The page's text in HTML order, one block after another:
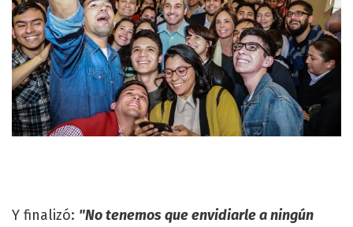
Y finalizó: "No tenemos que envidiarle a ningún